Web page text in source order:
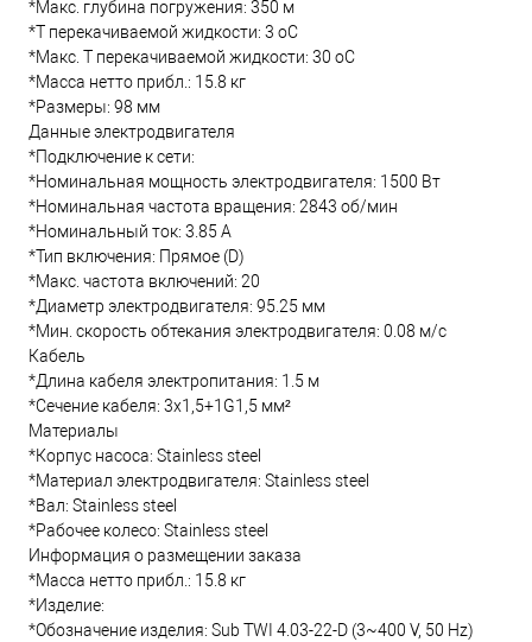
*Макс. глубина погружения: 350 м
*Т перекачиваемой жидкости: 3 oC
*Макс. T перекачиваемой жидкости: 30 oC
*Масса нетто прибл.: 15.8 кг
*Размеры: 98 мм
Данные электродвигателя
*Подключение к сети:
*Номинальная мощность электродвигателя: 1500 Вт
*Номинальная частота вращения: 2843 об/мин
*Номинальный ток: 3.85 А
*Тип включения: Прямое (D)
*Макс. частота включений: 20
*Диаметр электродвигателя: 95.25 мм
*Мин. скорость обтекания электродвигателя: 0.08 м/с
Кабель
*Длина кабеля электропитания: 1.5 м
*Сечение кабеля: 3x1,5+1G1,5 мм²
Материалы
*Корпус насоса: Stainless steel
*Материал электродвигателя: Stainless steel
*Вал: Stainless steel
*Рабочее колесо: Stainless steel
Информация о размещении заказа
*Масса нетто прибл.: 15.8 кг
*Изделие:
*Обозначение изделия: Sub TWI 4.03-22-D (3~400 V, 50 Hz)